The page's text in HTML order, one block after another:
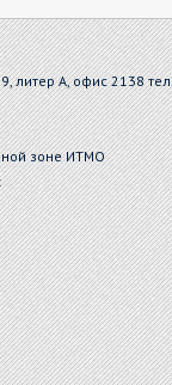
литер А, офис 2138
зоне ИТМО